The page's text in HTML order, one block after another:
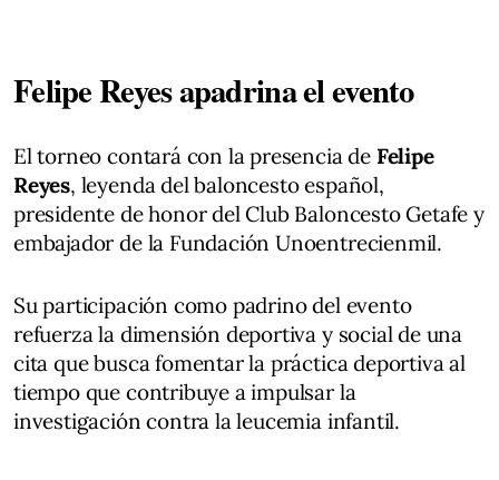
Felipe Reyes apadrina el evento
El torneo contará con la presencia de Felipe
Reyes, leyenda del baloncesto español,
presidente de honor del Club Baloncesto Getafe y
embajador de la Fundación Unoentrecienmil.
Su participación como padrino del evento
refuerza la dimensión deportiva y social de una
cita que busca fomentar la práctica deportiva al
tiempo que contribuye a impulsar la
investigación contra la leucemia infantil.